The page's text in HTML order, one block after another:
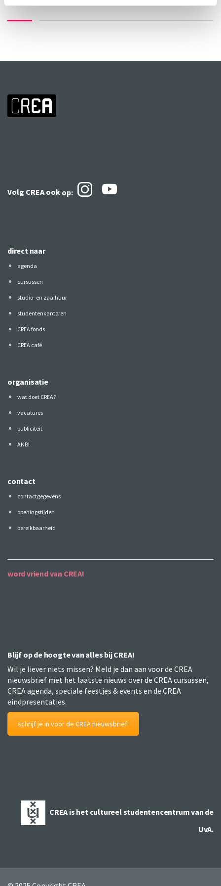
Volg CREA ook op:
direct naar
agenda
cursussen
studio- en zaalhuur
studentenkantoren
CREA fonds
CREA café
organisatie
wat doet CREA?
vacatures
publiciteit
ANBI
contact
contactgegevens
openingstijden
bereikbaarheid
word vriend van CREA!
Blijf op de hoogte van alles bij CREA!
Wil je liever niets missen? Meld je dan aan voor de CREA
nieuwsbrief met het laatste nieuws over de CREA cursussen,
CREA agenda, speciale feestjes & events en de CREA
eindpresentaties.
schrijf je in voor de CREA nieuwsbrief!
CREA is het cultureel studentencentrum van de
UvA.